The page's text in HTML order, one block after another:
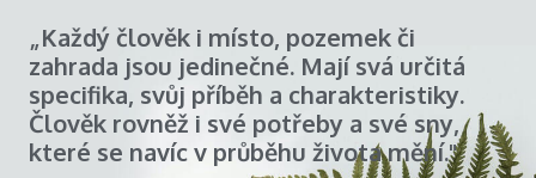
„Každý člověk i místo, pozemek či
zahrada jsou jedinečné. Mají svá určitá
specifika, svůj příběh a charakteristiky.
Člověk rovněž i své potřeby a své sny,
které se navíc v průběhu života mění."